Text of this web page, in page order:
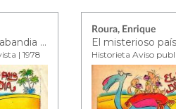
El misterioso país de Ali-Babandia ep. 19
| 1978
Roura, Enrique
Historieta Aviso